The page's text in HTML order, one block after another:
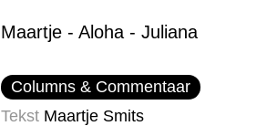
Maartje - Aloha - Juliana
Columns & Commentaar
Tekst Maartje Smits